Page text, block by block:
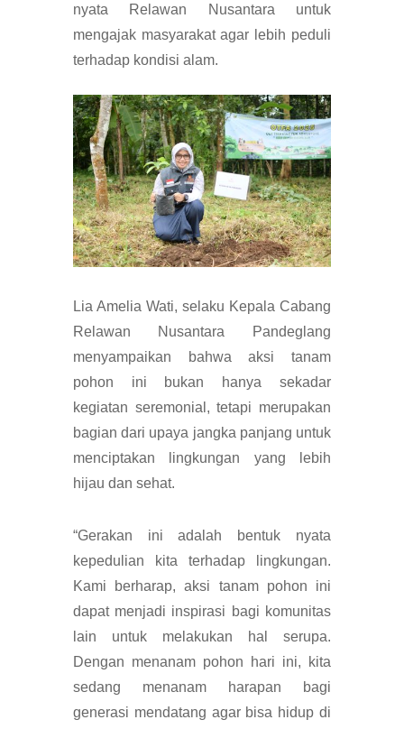
nyata Relawan Nusantara untuk
mengajak masyarakat agar lebih peduli
terhadap kondisi alam.
Lia Amelia Wati, selaku Kepala Cabang
Relawan Nusantara Pandeglang
menyampaikan bahwa aksi tanam
pohon ini bukan hanya sekadar
kegiatan seremonial, tetapi merupakan
bagian dari upaya jangka panjang untuk
menciptakan lingkungan yang lebih
hijau dan sehat.
“Gerakan ini adalah bentuk nyata
kepedulian kita terhadap lingkungan.
Kami berharap, aksi tanam pohon ini
dapat menjadi inspirasi bagi komunitas
lain untuk melakukan hal serupa.
Dengan menanam pohon hari ini, kita
sedang menanam harapan bagi
generasi mendatang agar bisa hidup di